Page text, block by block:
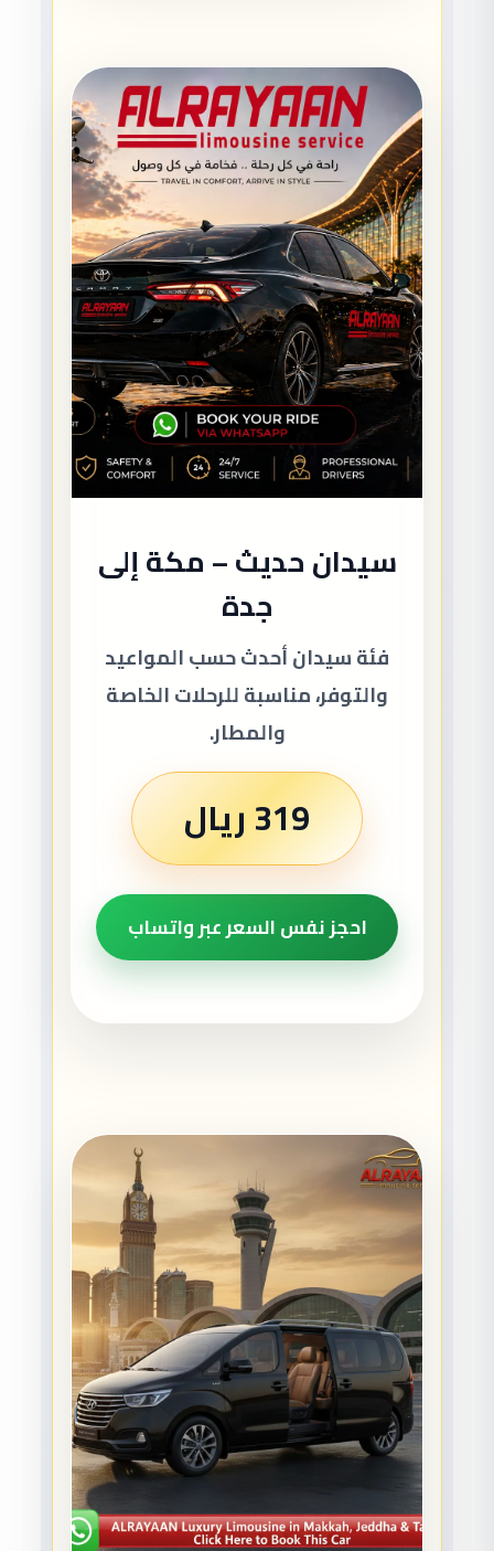
سيدان حديث – مكة إلى
جدة
فئة سيدان أحدث حسب المواعيد
والتوفر، مناسبة للرحلات الخاصة
والمطار.
319 ريال
احجز نفس السعر عبر واتساب